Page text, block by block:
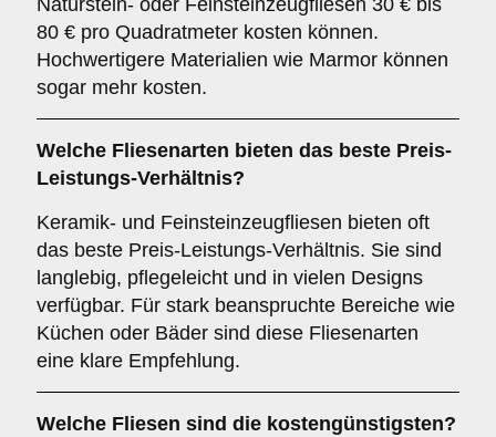
Naturstein- oder Feinsteinzeugfliesen 30 € bis
80 € pro Quadratmeter kosten können.
Hochwertigere Materialien wie Marmor können
sogar mehr kosten.
Welche Fliesenarten bieten das beste Preis-
Leistungs-Verhältnis?
Keramik- und Feinsteinzeugfliesen bieten oft
das beste Preis-Leistungs-Verhältnis. Sie sind
langlebig, pflegeleicht und in vielen Designs
verfügbar. Für stark beanspruchte Bereiche wie
Küchen oder Bäder sind diese Fliesenarten
eine klare Empfehlung.
Welche Fliesen sind die kostengünstigsten?